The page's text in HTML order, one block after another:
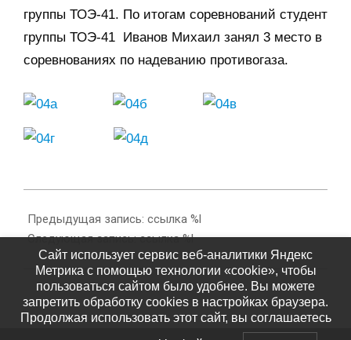
группы ТОЭ-41. По итогам соревнований студент
группы ТОЭ-41 Иванов Михаил занял 3 место в
соревнованиях по надеванию противогаза.
12-
14
Предыдущая запись: ссылка %l
Следующая запись: ссылка %l
Сайт использует сервис веб-аналитики Яндекс
Метрика с помощью технологии «cookie», чтобы
пользоваться сайтом было удобнее. Вы можете
запретить обработку cookies в настройках браузера.
Продолжая использовать этот сайт, вы соглашаетесь